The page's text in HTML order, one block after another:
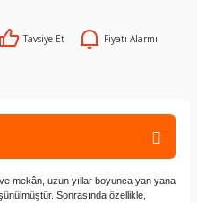
Tavsiye Et Fiyatı Alarmı
mekân, uzun yıllar boyunca yan yana
Sonrasında özellikle,